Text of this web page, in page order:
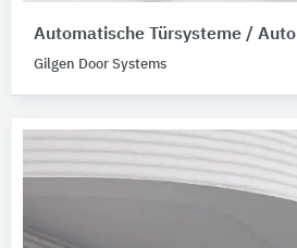
Automatische Türsysteme /
Gilgen Door Systems